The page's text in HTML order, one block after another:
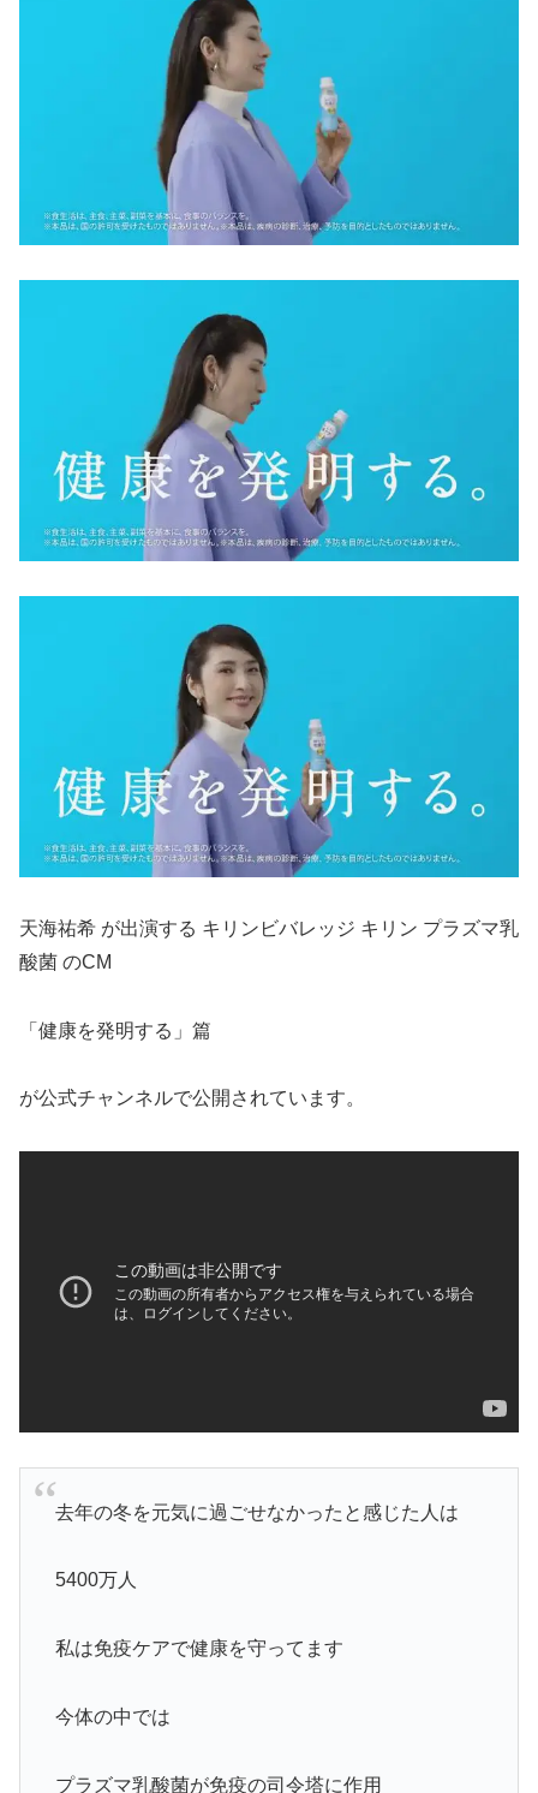
天海祐希 が出演する キリンビバレッジ キリン プラズマ乳
酸菌 のCM
「健康を発明する」篇
が公式チャンネルで公開されています。
去年の冬を元気に過ごせなかったと感じた人は
5400万人
私は免疫ケアで健康を守ってます
今体の中では
プラズマ乳酸菌が免疫の司令塔に作用